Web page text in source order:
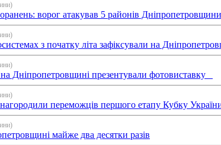
ворог атакував 5 районів Дніпропетровщини
з початку літа зафіксували на
Дніпропетровщині презентували фотовиставку
переможців першого етапу Кубку
майже два десятки разів